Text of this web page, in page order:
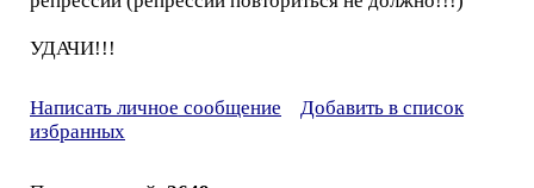
УДАЧИ!!!
Написать личное сообщение
Добавить в список
избранных